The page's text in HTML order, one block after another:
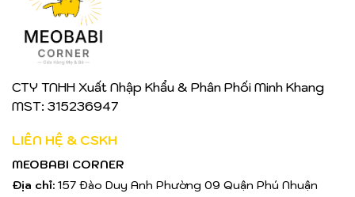
CTY TNHH Xuất Nhập Khẩu & Phân Phối Minh Khang
MST: 315236947
LIÊN HỆ & CSKH
MEOBABI CORNER
Địa chỉ: 157 Đào Duy Anh Phường 09 Quận Phú Nhuận